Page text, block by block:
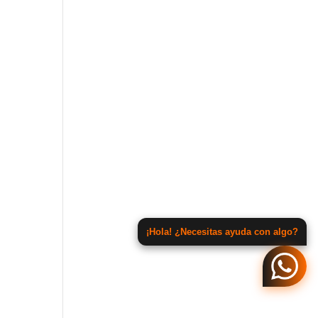
¡Hola! ¿Necesitas ayuda con algo?